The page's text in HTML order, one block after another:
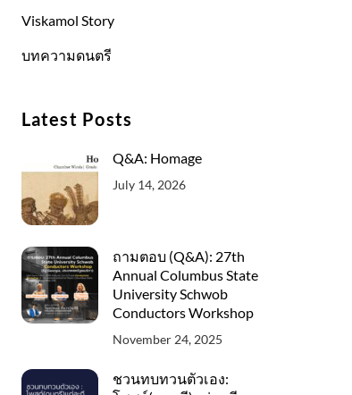
Viskamol Story
บทความดนตรี
Latest Posts
Q&A: Homage
July 14, 2026
ถามตอบ (Q&A): 27th
Annual Columbus State
University Schwob
Conductors Workshop
November 24, 2025
ชวนทบทวนตัวเอง: